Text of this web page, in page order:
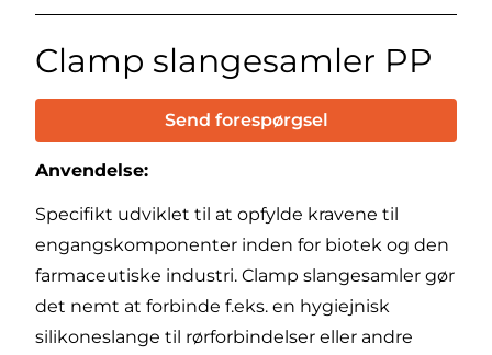
Clamp slangesamler PP
Send forespørgsel
Anvendelse:
Specifikt udviklet til at opfylde kravene til
engangskomponenter inden for biotek og den
farmaceutiske industri. Clamp slangesamler gør
det nemt at forbinde f.eks. en hygiejnisk
silikoneslange til rørforbindelser eller andre